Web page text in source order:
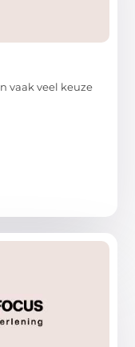
vaak veel keuze